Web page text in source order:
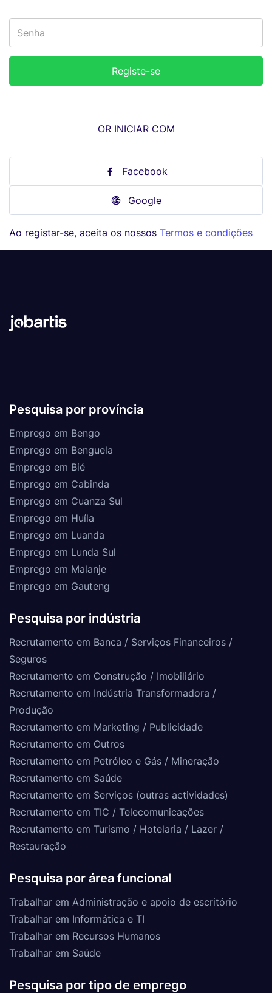
OR INICIAR COM
Facebook
Google
Ao registar-se, aceita os nossos Termos e condições
Pesquisa por província
Emprego em Bengo
Emprego em Benguela
Emprego em Bié
Emprego em Cabinda
Emprego em Cuanza Sul
Emprego em Huíla
Emprego em Luanda
Emprego em Lunda Sul
Emprego em Malanje
Emprego em Gauteng
Pesquisa por indústria
Recrutamento em Banca / Serviços Financeiros /
Seguros
Recrutamento em Construção / Imobiliário
Recrutamento em Indústria Transformadora /
Produção
Recrutamento em Marketing / Publicidade
Recrutamento em Outros
Recrutamento em Petróleo e Gás / Mineração
Recrutamento em Saúde
Recrutamento em Serviços (outras actividades)
Recrutamento em TIC / Telecomunicações
Recrutamento em Turismo / Hotelaria / Lazer /
Restauração
Pesquisa por área funcional
Trabalhar em Administração e apoio de escritório
Trabalhar em Informática e TI
Trabalhar em Recursos Humanos
Trabalhar em Saúde
Pesquisa por tipo de emprego